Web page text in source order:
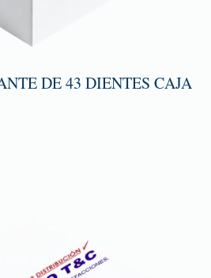
DE 43 DIENTES CAJA